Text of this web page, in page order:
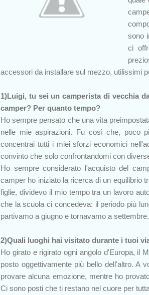
sono
ci
accessori da installare sul mezzo, utilissimi
1)Luigi, tu sei un camperista di vecchia
camper? Per quanto tempo?
Ho sempre pensato che una vita
nelle mie aspirazioni. Fu così che, poco
concentrai tutti i miei sforzi economici
convinto che solo confrontandomi con
Ho sempre considerato l'acquisto del
camper ho iniziato la ricerca di un equilibrio
figlie, dividevo il mio tempo tra un lavoro
che la scuola ci concedeva: il periodo più
partivamo a giugno e tornavamo a settembre.
2)Quali luoghi hai visitato durante i tuoi
Ho girato e rigirato ogni angolo d'Europa, il
posto oggettivamente più bello dell'altro. A
provare alcuna emozione, mentre ho
Ci sono posti che ti restano nel cuore per